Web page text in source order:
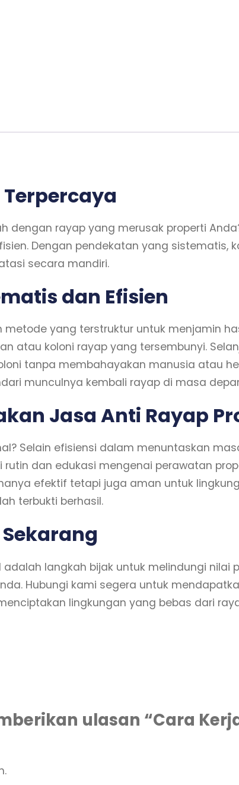
dengan rayap yang merusak properti
Dengan pendekatan yang sistematis,
secara mandiri.
dan Efisien
yang terstruktur untuk menjamin
atau koloni rayap yang tersembunyi.
tanpa membahayakan manusia atau
munculnya kembali rayap di masa
Jasa Anti Rayap
Selain efisiensi dalam menuntaskan
dan edukasi mengenai perawatan
efektif tetapi juga aman untuk
terbukti berhasil.
langkah bijak untuk melindungi nilai
Hubungi kami segera untuk
lingkungan yang bebas dari
ulasan “Cara